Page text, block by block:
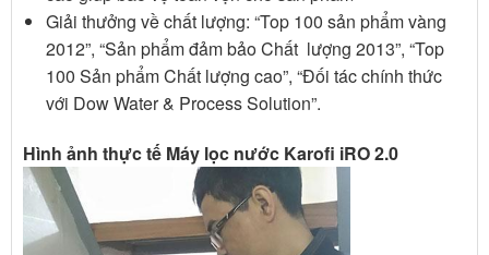
Giải thưởng về chất lượng: “Top 100 sản phẩm vàng
2012”, “Sản phẩm đảm bảo Chất lượng 2013”, “Top
100 Sản phẩm Chất lượng cao”, “Đối tác chính thức
với Dow Water & Process Solution”.
Hình ảnh thực tế Máy lọc nước Karofi iRO 2.0